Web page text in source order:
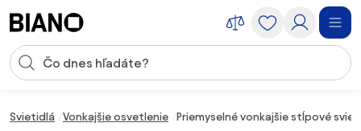
Vstup pre vyhľadávanie
Svietidlá Vonkajšie osvetlenie Priemyselné vonkajšie stĺpové